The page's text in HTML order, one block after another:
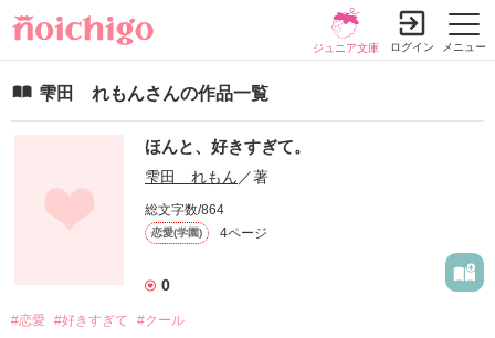
メニュー
ジュニア文庫 ログイン
雫田 れもんさんの作品一覧
ほんと、好きすぎて。
雫田 れもん ／著
総文字数/864
恋愛(学園) 4ページ
0
#恋愛 #好きすぎて #クール